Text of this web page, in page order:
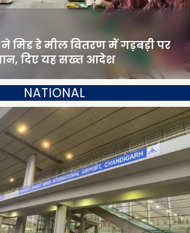
मिड डे मील वितरण में गड़बड़ी पर
दिए यह सख्त आदेश
NATIONAL